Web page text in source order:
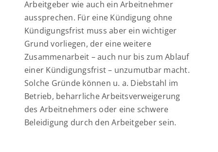
Arbeitgeber wie auch ein Arbeitnehmer
aussprechen. Für eine Kündigung ohne
Kündigungsfrist muss aber ein wichtiger
Grund vorliegen, der eine weitere
Zusammenarbeit – auch nur bis zum Ablauf
einer Kündigungsfrist – unzumutbar macht.
Solche Gründe können u. a. Diebstahl im
Betrieb, beharrliche Arbeitsverweigerung
des Arbeitnehmers oder eine schwere
Beleidigung durch den Arbeitgeber sein.